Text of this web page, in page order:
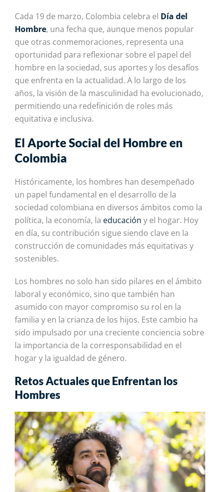
Cada 19 de marzo, Colombia celebra el Día del
Hombre, una fecha que, aunque menos popular
que otras conmemoraciones, representa una
oportunidad para reflexionar sobre el papel del
hombre en la sociedad, sus aportes y los desafíos
que enfrenta en la actualidad. A lo largo de los
años, la visión de la masculinidad ha evolucionado,
permitiendo una redefinición de roles más
equitativa e inclusiva.
El Aporte Social del Hombre en
Colombia
Históricamente, los hombres han desempeñado
un papel fundamental en el desarrollo de la
sociedad colombiana en diversos ámbitos como la
política, la economía, la educación y el hogar. Hoy
en día, su contribución sigue siendo clave en la
construcción de comunidades más equitativas y
sostenibles.
Los hombres no solo han sido pilares en el ámbito
laboral y económico, sino que también han
asumido con mayor compromiso su rol en la
familia y en la crianza de los hijos. Este cambio ha
sido impulsado por una creciente conciencia sobre
la importancia de la corresponsabilidad en el
hogar y la igualdad de género.
Retos Actuales que Enfrentan los
Hombres